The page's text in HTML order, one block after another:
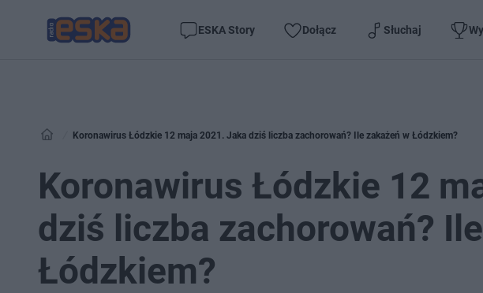
ESKA Story Dołącz Słuchaj
Koronawirus Łódzkie 12 maja 2021. Jaka dziś liczba zachorowań? Ile zakażeń w Łódzkiem?
Koronawirus Łódzkie 12
dziś liczba zachorowań?
Łódzkiem?